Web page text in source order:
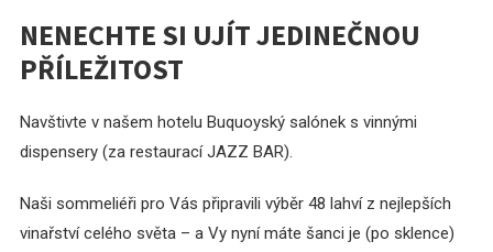
NENECHTE SI UJÍT JEDINEČNOU
PŘÍLEŽITOST
Navštivte v našem hotelu Buquoyský salónek s vinnými
dispensery (za restaurací JAZZ BAR).
Naši sommeliéři pro Vás připravili výběr 48 lahví z nejlepších
vinařství celého světa – a Vy nyní máte šanci je (po sklence)